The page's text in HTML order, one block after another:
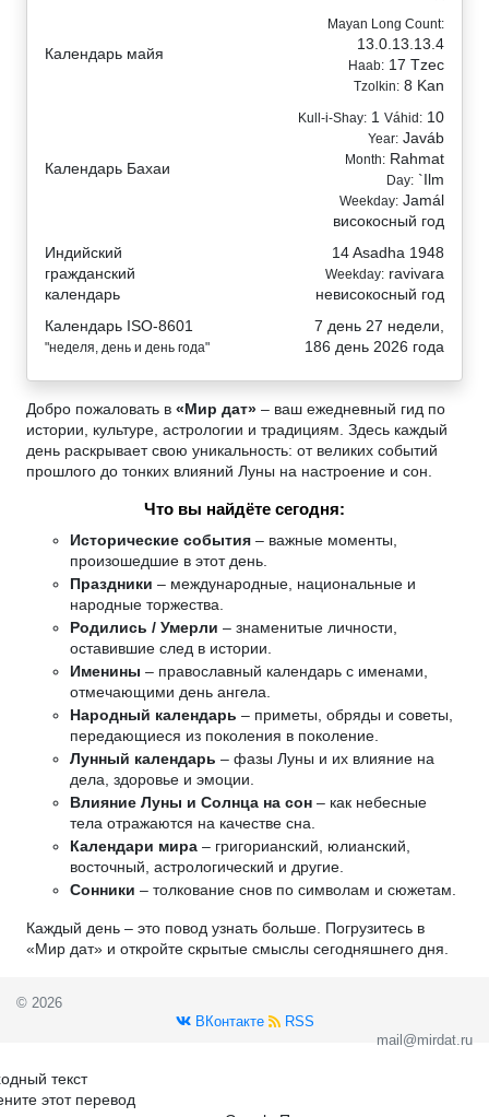
Календарь майя
Mayan Long Count:
13.0.13.13.4
Haab: 17 Tzec
Tzolkin: 8 Kan
Календарь Бахаи
Kull-i-Shay: 1 Váhid: 10
Year: Javáb
Month: Rahmat
Day: `Ilm
Weekday: Jamál
високосный год
Индийский
гражданский
календарь
14 Asadha 1948
Weekday: ravivara
невисокосный год
Календарь ISO-8601
"неделя, день и день года"
7 день 27 недели,
186 день 2026 года
Добро пожаловать в «Мир дат» – ваш ежедневный гид по
истории, культуре, астрологии и традициям. Здесь каждый
день раскрывает свою уникальность: от великих событий
прошлого до тонких влияний Луны на настроение и сон.
Что вы найдёте сегодня:
Исторические события – важные моменты,
произошедшие в этот день.
Праздники – международные, национальные и
народные торжества.
Родились / Умерли – знаменитые личности,
оставившие след в истории.
Именины – православный календарь с именами,
отмечающими день ангела.
Народный календарь – приметы, обряды и советы,
передающиеся из поколения в поколение.
Лунный календарь – фазы Луны и их влияние на
дела, здоровье и эмоции.
Влияние Луны и Солнца на сон – как небесные
тела отражаются на качестве сна.
Календари мира – григорианский, юлианский,
восточный, астрологический и другие.
Сонники – толкование снов по символам и сюжетам.
Каждый день – это повод узнать больше. Погрузитесь в
«Мир дат» и откройте скрытые смыслы сегодняшнего дня.
© 2026
ВКонтакте
RSS
mail@mirdat.ru
текст
этот перевод